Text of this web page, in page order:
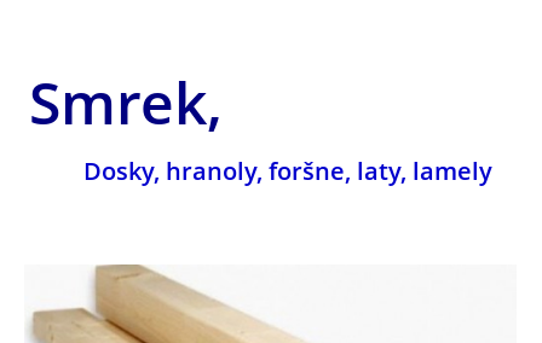
Smrek,
Dosky, hranoly, foršne, laty, lamely